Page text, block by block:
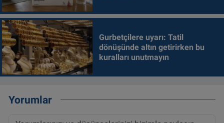
Gurbetçilere uyarı: Tatil
dönüşünde altın getirirken bu
kuralları unutmayın
Yorumlar